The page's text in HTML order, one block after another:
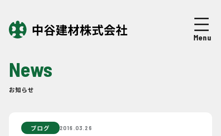
Menu
Business
News
お知らせ
ブログ 2016.03.26